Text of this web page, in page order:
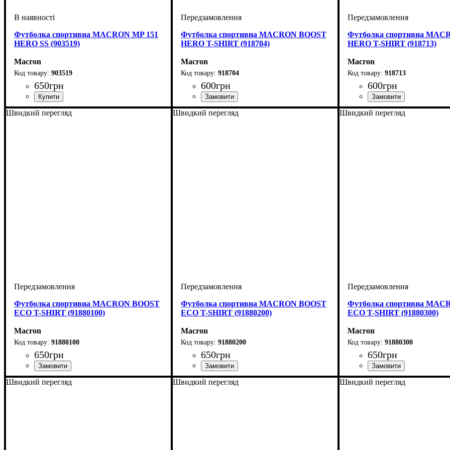
Футболка спортивна MACRON MP 151
HERO SS (903519)
Macron
903519
650грн
Стать: Чоловічий, Дитяче, Унісекс
Виробник: Macron
Колір: Сірий
Футболка спортивна MACRON BOOST
HERO T-SHIRT (918704)
Macron
918704
600грн
Стать: Дитяче, Унісекс, Чоловічий
Виробник: Macron
Колір: Зелений
Футболка спортивна
HERO T-SHIRT (918713)
Macron
918713
600грн
Стать: Дитяче, Унісекс,
Виробник: Macron
Колір: Помаранчевий
Швидкий перегляд
Футболка спортивна MACRON BOOST
ECO T-SHIRT (91880100)
Macron
91880100
650грн
Стать: Дитяче, Унісекс, Чоловічий
Виробник: Macron
Колір: Білий
Швидкий перегляд
Футболка спортивна MACRON BOOST
ECO T-SHIRT (91880200)
Macron
91880200
650грн
Стать: Дитяче, Унісекс, Чоловічий
Виробник: Macron
Колір: Червоний
Швидкий перегляд
Футболка спортивна
ECO T-SHIRT (91880300)
Macron
91880300
650грн
Стать: Дитяче, Унісекс,
Колір: Синій
Швидкий перегляд Швидкий перегляд Швидкий перегляд